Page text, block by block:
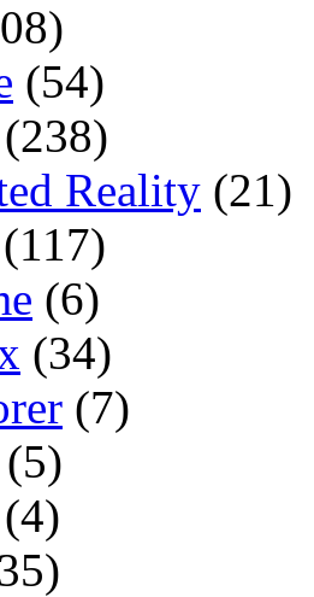
(54)
(238)
Reality (21)
(117)
(6)
(34)
(7)
(5)
(4)